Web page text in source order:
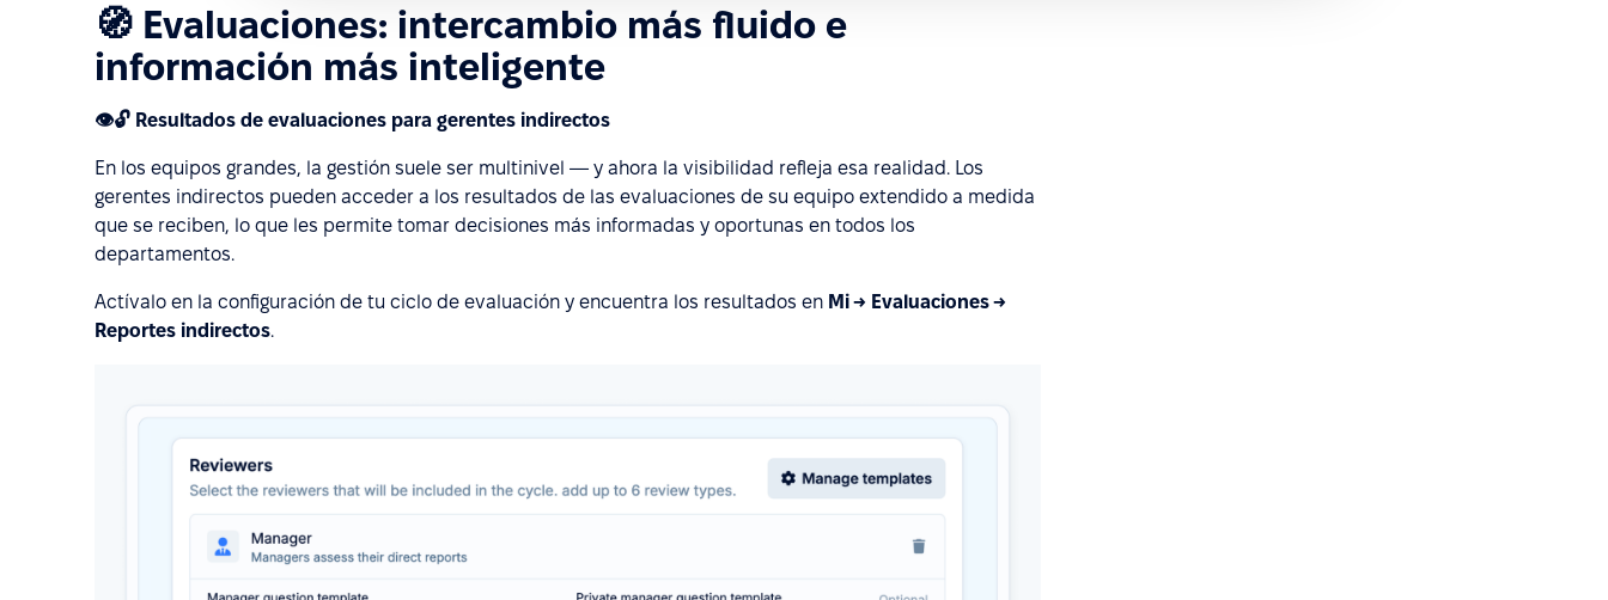
🧭 Evaluaciones: intercambio más fluido e
información más inteligente
👁️🔓 Resultados de evaluaciones para gerentes indirectos
En los equipos grandes, la gestión suele ser multinivel — y ahora la visibilidad refleja esa realidad. Los
gerentes indirectos pueden acceder a los resultados de las evaluaciones de su equipo extendido a medida
que se reciben, lo que les permite tomar decisiones más informadas y oportunas en todos los
departamentos.
Actívalo en la configuración de tu ciclo de evaluación y encuentra los resultados en Mi → Evaluaciones →
Reportes indirectos.